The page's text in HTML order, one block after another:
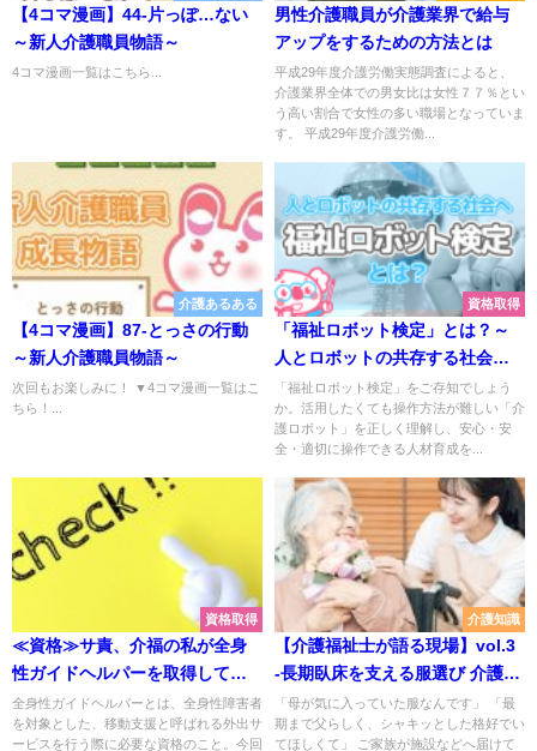
【4コマ漫画】44-片っぽ…ない
～新人介護職員物語～
4コマ漫画一覧はこちら...
男性介護職員が介護業界で給与
アップをするための方法とは
平成29年度介護労働実態調査によると、
介護業界全体での男⼥⽐は⼥性７７％とい
う⾼い割合で⼥性の多い職場となっていま
す。 平成29年度介護労働...
介護あるある
【4コマ漫画】87-とっさの行動
～新人介護職員物語～
次回もお楽しみに！ ▼4コマ漫画一覧はこ
ちら！...
資格取得
「福祉ロボット検定」とは？～
人とロボットの共存する社会へ
～
「福祉ロボット検定」をご存知でしょう
か。活用したくても操作方法が難しい「介
護ロボット」を正しく理解し、安心・安
全・適切に操作できる人材育成を...
資格取得
≪資格≫サ責、介福の私が全身
性ガイドヘルパーを取得して感
じたこと
全身性ガイドヘルパーとは、全身性障害者
を対象とした、移動支援と呼ばれる外出サ
ービスを行う際に必要な資格のこと。今回
介護知識
【介護福祉士が語る現場】vol.3
-長期臥床を支える服選び 介護事
故を防ぐ視点と、ご家族に納得
いただく説明術
「母が気に入っていた服なんです」 「最
期まで父らしく、シャキッとした格好でい
てほしくて」 ご家族が施設などへ届けて